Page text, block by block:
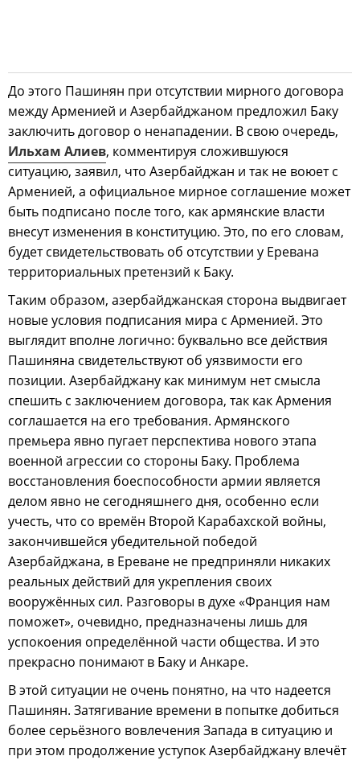
До этого Пашинян при отсутствии мирного договора
между Арменией и Азербайджаном предложил Баку
заключить договор о ненападении. В свою очередь,
Ильхам Алиев, комментируя сложившуюся
ситуацию, заявил, что Азербайджан и так не воюет с
Арменией, а официальное мирное соглашение может
быть подписано после того, как армянские власти
внесут изменения в конституцию. Это, по его словам,
будет свидетельствовать об отсутствии у Еревана
территориальных претензий к Баку.
Таким образом, азербайджанская сторона выдвигает
новые условия подписания мира с Арменией. Это
выглядит вполне логично: буквально все действия
Пашиняна свидетельствуют об уязвимости его
позиции. Азербайджану как минимум нет смысла
спешить с заключением договора, так как Армения
соглашается на его требования. Армянского
премьера явно пугает перспектива нового этапа
военной агрессии со стороны Баку. Проблема
восстановления боеспособности армии является
делом явно не сегодняшнего дня, особенно если
учесть, что со времён Второй Карабахской войны,
закончившейся убедительной победой
Азербайджана, в Ереване не предприняли никаких
реальных действий для укрепления своих
вооружённых сил. Разговоры в духе «Франция нам
поможет», очевидно, предназначены лишь для
успокоения определённой части общества. И это
прекрасно понимают в Баку и Анкаре.
В этой ситуации не очень понятно, на что надеется
Пашинян. Затягивание времени в попытке добиться
более серьёзного вовлечения Запада в ситуацию и
при этом продолжение уступок Азербайджану влечёт